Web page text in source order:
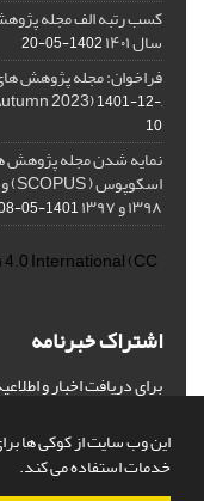
این وب سایت از کوکی ها
خدمات استفاده می کند.
کسب رتبه الف مجله
سال ۱۴۰۱ 1402-05-20
فراخوان: مجله پژوهش
,Comparative Philosophy of Religion (Autumn 2023)
1401-12-
10
نمایه شدن مجله پژوهش
۱۳۹۸ و ۱۳۹۷ 1401-05-08
International(CC
اشتراک خبرنامه
برای دریافت اخبار و